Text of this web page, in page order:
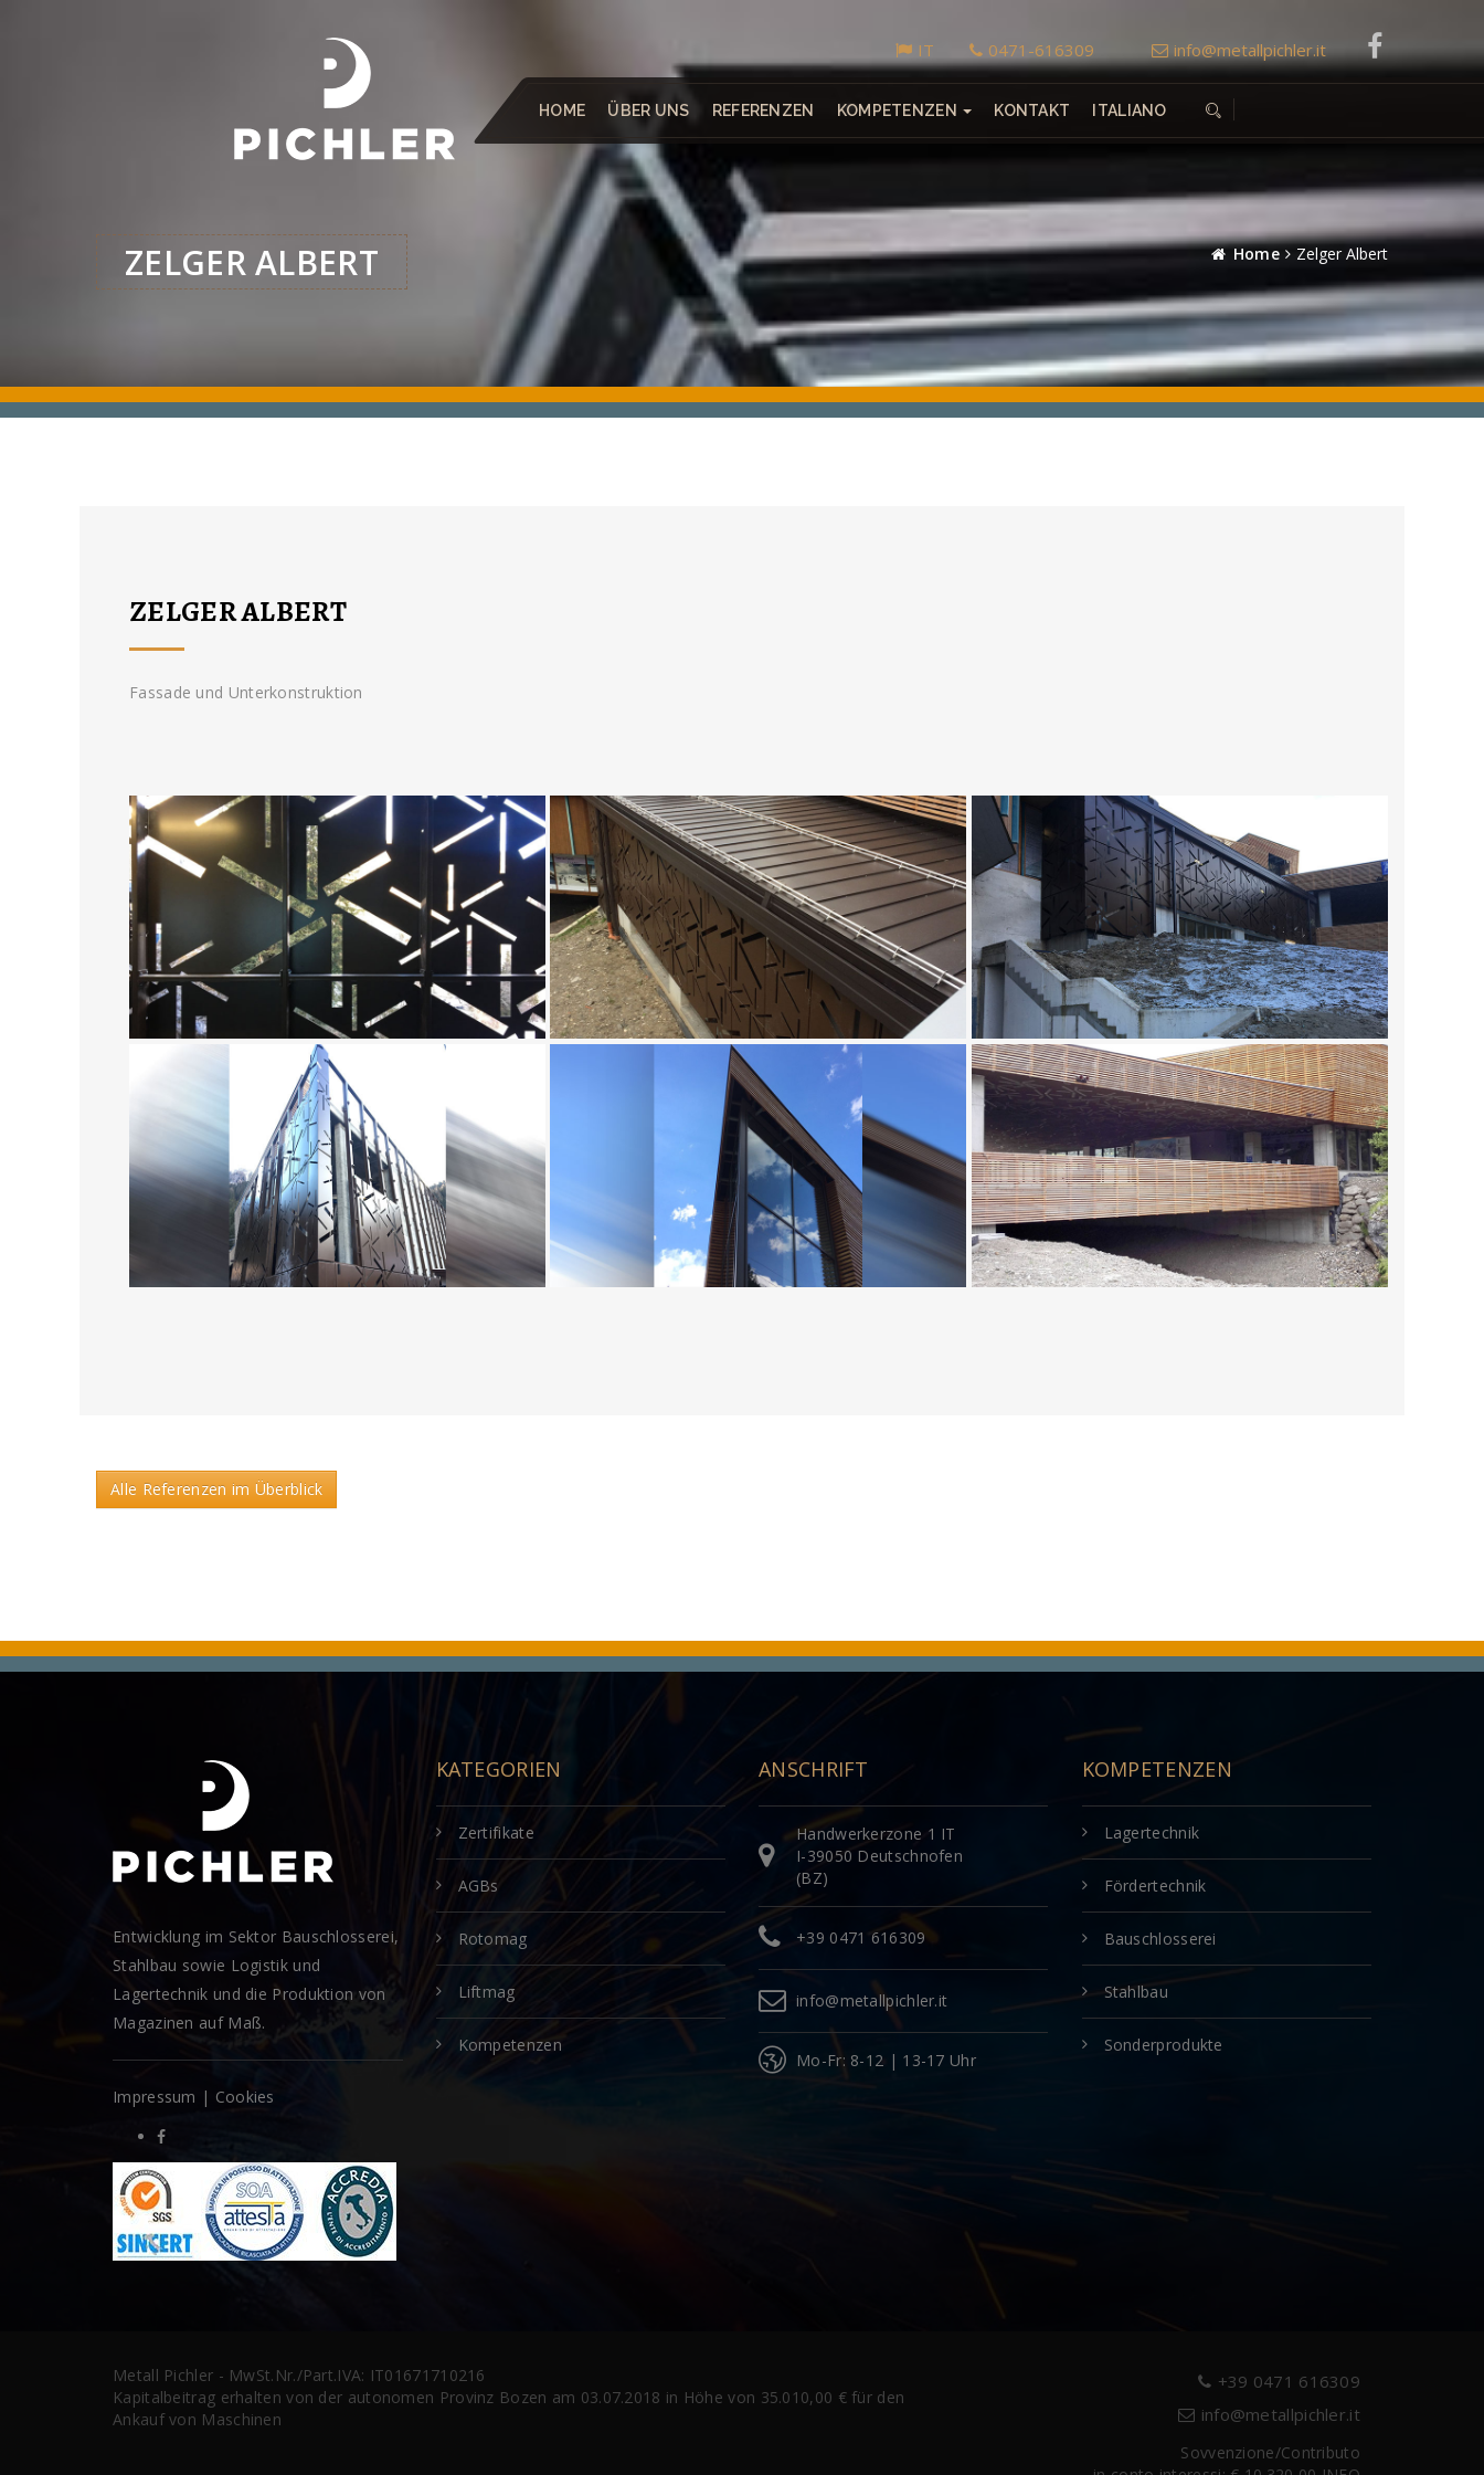
IT 0471-616309 info@metallpichler.it
HOME ÜBER UNS REFERENZEN KOMPETENZEN KONTAKT ITALIANO
ZELGER ALBERT Home Zelger Albert
ZELGER ALBERT
Fassade und Unterkonstruktion
Alle Referenzen im Überblick
Entwicklung im Sektor Bauschlosserei,
Stahlbau sowie Logistik und
Lagertechnik und die Produktion von
Magazinen auf Maß.
Impressum | Cookies
KATEGORIEN
Zertifikate
AGBs
Rotomag
Liftmag
Kompetenzen
ANSCHRIFT
Handwerkerzone 1 IT
I-39050 Deutschnofen
(BZ)
+39 0471 616309
info@metallpichler.it
Mo-Fr: 8-12 | 13-17 Uhr
KOMPETENZEN
Lagertechnik
Fördertechnik
Bauschlosserei
Stahlbau
Sonderprodukte
Metall Pichler - MwSt.Nr./Part.IVA: IT01671710216
Kapitalbeitrag erhalten von der autonomen Provinz Bozen am 03.07.2018 in Höhe von 35.010,00 € für den
Ankauf von Maschinen
+39 0471 616309
info@metallpichler.it
Sovvenzione/Contributo